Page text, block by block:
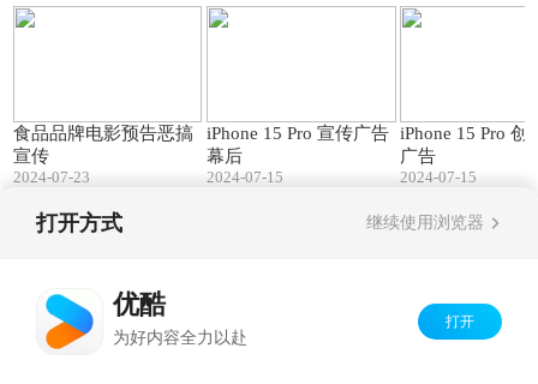
食品品牌电影预告恶搞
宣传
2024-07-23
iPhone 15 Pro 宣传广告
幕后
2024-07-15
iPhone 15 Pro 创意宣传
广告
2024-07-15
打开方式 继续使用浏览器
优酷
为好内容全力以赴
打开